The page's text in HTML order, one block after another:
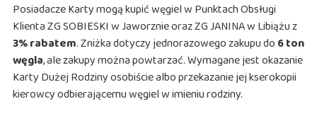
Posiadacze Karty mogą kupić węgiel w Punktach Obsługi
Klienta ZG SOBIESKI w Jaworznie oraz ZG JANINA w Libiążu z
3% rabatem. Zniżka dotyczy jednorazowego zakupu do 6 ton
węgla, ale zakupy można powtarzać. Wymagane jest okazanie
Karty Dużej Rodziny osobiście albo przekazanie jej kserokopii
kierowcy odbierającemu węgiel w imieniu rodziny.